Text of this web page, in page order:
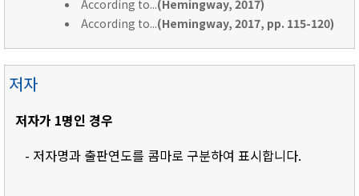
According to...(Hemingway, 2017)
According to...(Hemingway, 2017, pp. 115-120)
저자
저자가 1명인 경우
- 저자명과 출판연도를 콤마로 구분하여 표시합니다.